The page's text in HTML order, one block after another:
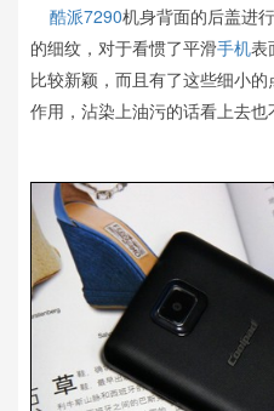
酷派7290机身背面的后盖进
的细纹，对于看惯了平滑手机表
比较新颖，而且有了这些细小
作用，沾染上油污的话看上去也